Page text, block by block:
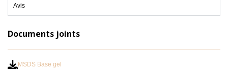
Avis
Documents joints
MSDS Base gel